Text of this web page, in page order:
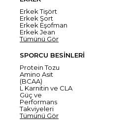
Erkek Tişört
Erkek Şort
Erkek Eşofman
Erkek Jean
Tümünü Gör
SPORCU BESİNLERİ
Protein Tozu
Amino Asit
(BCAA)
L Karnitin ve CLA
Güç ve
Performans
Takviyeleri
Tümünü Gör